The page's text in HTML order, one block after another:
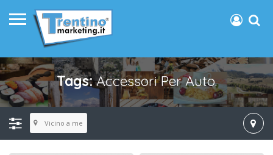
Tags:Accessori Per Auto.
Vicino a me